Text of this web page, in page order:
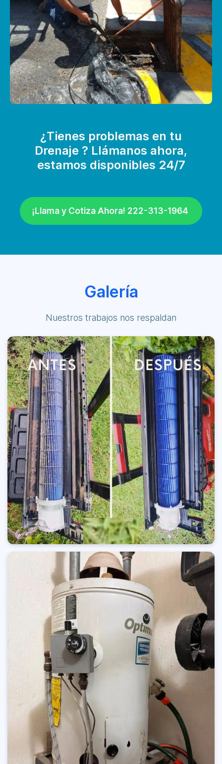
¿Tienes problemas en tu
Drenaje ? Llámanos ahora,
estamos disponibles 24/7
¡Llama y Cotiza Ahora! 222-313-1964
Galería
Nuestros trabajos nos respaldan